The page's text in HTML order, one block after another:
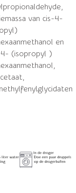
van cis-4-
en
(isopropyl )